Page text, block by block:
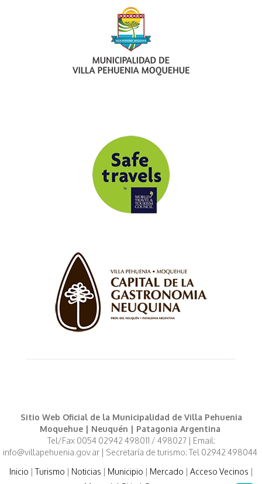
Sitio Web Oficial de la Municipalidad de Villa Pehuenia
Moquehue | Neuquén | Patagonia Argentina
Tel/Fax 0054 02942 498011 / 498027 | Email:
info@villapehuenia.gov.ar | Secretaría de turismo: Tel 02942 498044
Inicio |Turismo | Noticias | Municipio | Mercado | Acceso Vecinos |